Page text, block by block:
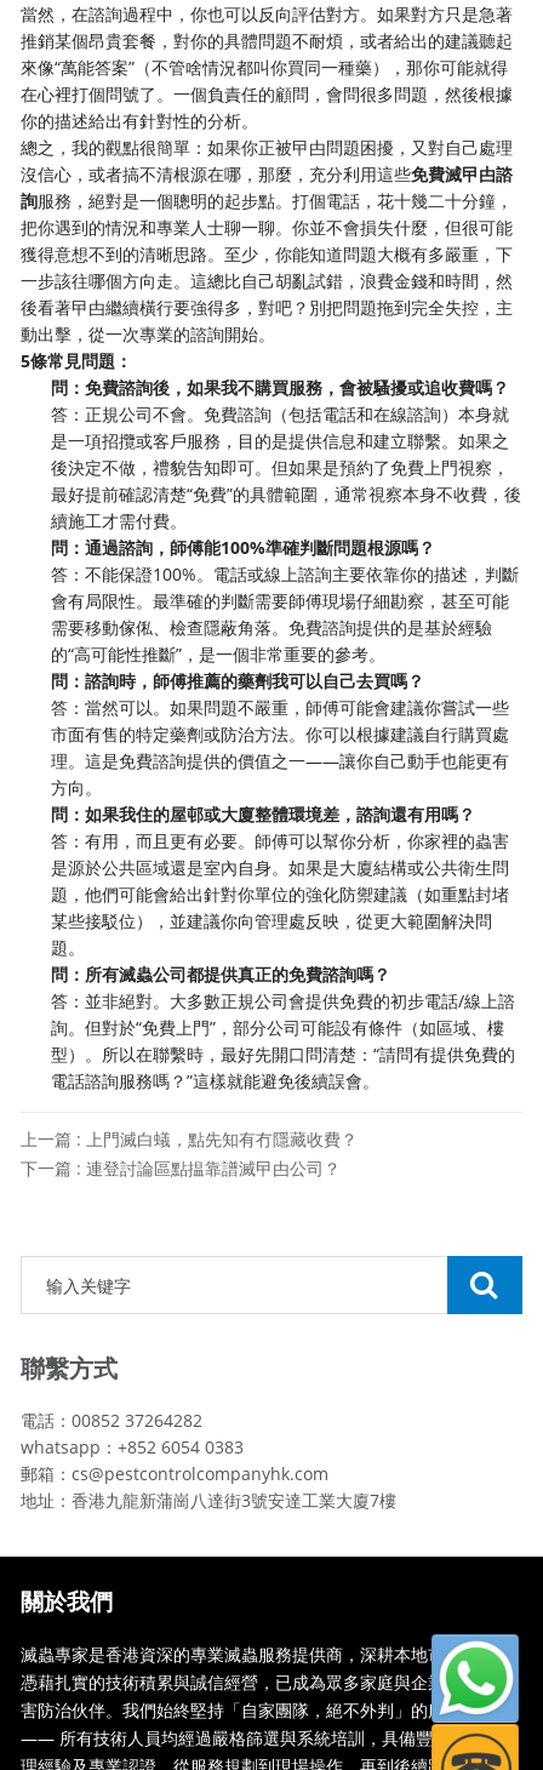
當然，在諮詢過程中，你也可以反向評估對方。如果對方只是急著
推銷某個昂貴套餐，對你的具體問題不耐煩，或者給出的建議聽起
來像“萬能答案”（不管啥情況都叫你買同一種藥），那你可能就得
在心裡打個問號了。一個負責任的顧問，會問很多問題，然後根據
你的描述給出有針對性的分析。
總之，我的觀點很簡單：如果你正被曱甴問題困擾，又對自己處理
沒信心，或者搞不清根源在哪，那麼，充分利用這些免費滅曱甴諮
詢服務，絕對是一個聰明的起步點。打個電話，花十幾二十分鐘，
把你遇到的情況和專業人士聊一聊。你並不會損失什麼，但很可能
獲得意想不到的清晰思路。至少，你能知道問題大概有多嚴重，下
一步該往哪個方向走。這總比自己胡亂試錯，浪費金錢和時間，然
後看著曱甴繼續橫行要強得多，對吧？別把問題拖到完全失控，主
動出擊，從一次專業的諮詢開始。
5條常見問題：
問：免費諮詢後，如果我不購買服務，會被騷擾或追收費嗎？
答：正規公司不會。免費諮詢（包括電話和在線諮詢）本身就
是一項招攬或客戶服務，目的是提供信息和建立聯繫。如果之
後決定不做，禮貌告知即可。但如果是預約了免費上門視察，
最好提前確認清楚“免費”的具體範圍，通常視察本身不收費，後
續施工才需付費。
問：通過諮詢，師傅能100%準確判斷問題根源嗎？
答：不能保證100%。電話或線上諮詢主要依靠你的描述，判斷
會有局限性。最準確的判斷需要師傅現場仔細勘察，甚至可能
需要移動傢俬、檢查隱蔽角落。免費諮詢提供的是基於經驗
的“高可能性推斷”，是一個非常重要的參考。
問：諮詢時，師傅推薦的藥劑我可以自己去買嗎？
答：當然可以。如果問題不嚴重，師傅可能會建議你嘗試一些
市面有售的特定藥劑或防治方法。你可以根據建議自行購買處
理。這是免費諮詢提供的價值之一——讓你自己動手也能更有
方向。
問：如果我住的屋邨或大廈整體環境差，諮詢還有用嗎？
答：有用，而且更有必要。師傅可以幫你分析，你家裡的蟲害
是源於公共區域還是室內自身。如果是大廈結構或公共衛生問
題，他們可能會給出針對你單位的強化防禦建議（如重點封堵
某些接駁位），並建議你向管理處反映，從更大範圍解決問
題。
問：所有滅蟲公司都提供真正的免費諮詢嗎？
答：並非絕對。大多數正規公司會提供免費的初步電話/線上諮
詢。但對於“免費上門”，部分公司可能設有條件（如區域、樓
型）。所以在聯繫時，最好先開口問清楚：“請問有提供免費的
電話諮詢服務嗎？”這樣就能避免後續誤會。
上一篇 : 上門滅白蟻，點先知有冇隱藏收費？
下一篇 : 連登討論區點揾靠譜滅曱甴公司？
聯繫方式
電話：00852 37264282
whatsapp：+852 6054 0383
郵箱：cs@pestcontrolcompanyhk.com
地址：香港九龍新蒲崗八達街3號安達工業大廈7樓
關於我們
滅蟲專家是香港資深的專業滅蟲服務提供商，深耕本地市場多年，
憑藉扎實的技術積累與誠信經營，已成為眾多家庭與企業信賴的蟲
害防治伙伴。我們始終堅持「自家團隊，絕不外判」的服務承諾
—— 所有技術人員均經過嚴格篩選與系統培訓，具備豐富的現場處